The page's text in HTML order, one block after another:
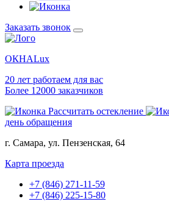
Заказать звонок
ОКНАLux
20 лет работаем для вас
Более 12000 заказчиков
Рассчитать остекление
день обращения
г. Самара, ул. Пензенская, 64
Карта проезда
+7 (846) 271-11-59
+7 (846) 225-15-80